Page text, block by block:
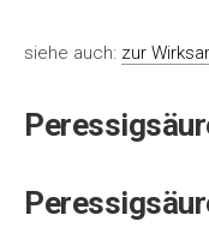
siehe auch: zur